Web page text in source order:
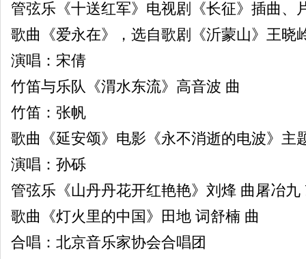
管弦乐《十送红军》电视剧《长征》插曲、
歌曲《爱永在》，选自歌剧《沂蒙山》王晓
演唱：宋倩
竹笛与乐队《渭水东流》高音波 曲
竹笛：张帆
歌曲《延安颂》电影《永不消逝的电波》主
演唱：孙砾
管弦乐《山丹丹花开红艳艳》刘烽 曲屠冶九
歌曲《灯火里的中国》田地 词舒楠 曲
合唱：北京音乐家协会合唱团